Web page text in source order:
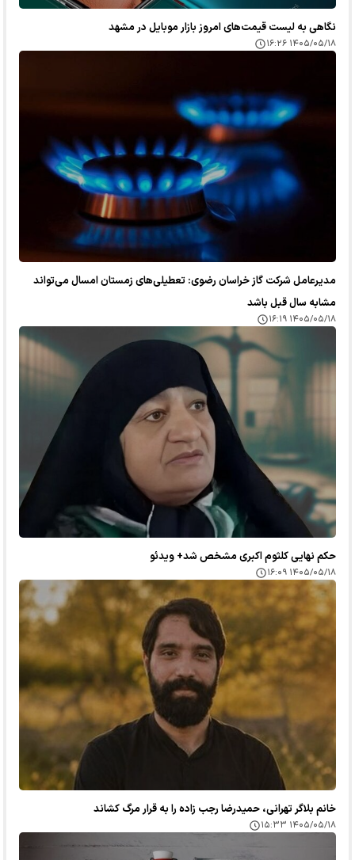
نگاهی به لیست قیمت‌های امروز بازار موبایل در مشهد
۱۴۰۵/۰۵/۱۸ ۱۶:۲۶
مدیرعامل شرکت گاز خراسان رضوی: تعطیلی‌های زمستان امسال می‌تواند
مشابه سال قبل باشد
۱۴۰۵/۰۵/۱۸ ۱۶:۱۹
حکم نهایی کلثوم اکبری مشخص شد+ ویدئو
۱۴۰۵/۰۵/۱۸ ۱۶:۰۹
خانم بلاگر تهرانی، حمیدرضا رجب زاده را به قرار مرگ کشاند
۱۴۰۵/۰۵/۱۸ ۱۵:۳۳